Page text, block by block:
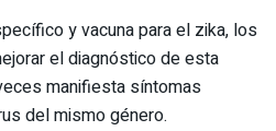
y vacuna para el zika, los
el diagnóstico de esta
manifiesta síntomas
del mismo género.